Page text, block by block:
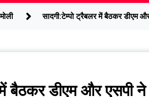
सादगी:टेम्पो ट्रैबलर में बैठकर डीएम और
बैठकर डीएम और एसपी ने